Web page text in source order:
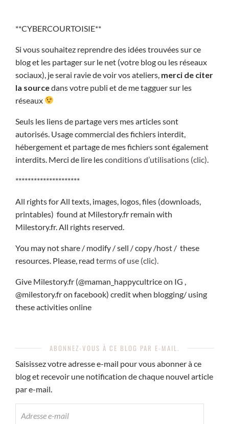
**CYBERCOURTOISIE**
Si vous souhaitez reprendre des idées trouvées sur ce
blog et les partager sur le net (votre blog ou les réseaux
sociaux), je serai ravie de voir vos ateliers, merci de citer
la sourcedans votre publi et de me tagguer sur les
réseaux
Seuls les liens de partage vers mes articles sont
autorisés. Usage commercial des fichiers interdit,
hébergement et partage de mes fichiers sont également
interdits. Merci de lire lesconditions d’utilisations (clic)
*********************
All rights for All texts, images, logos, files (downloads,
printables) found at Milestory.fr remain with
Milestory.fr. All rights reserved.
You may not share / modify / sell / copy /host / these
resources. Please, read terms of use (clic).
Give Milestory.fr (@maman_happycultrice on IG ,
@milestory.fr on facebook) credit when blogging/ using
these activities online
ABONNEZ-VOUS À CE BLOG PAR E-MAIL.
Saisissez votre adresse e-mail pour vous abonner à ce
blog et recevoir une notification de chaque nouvel article
par e-mail.